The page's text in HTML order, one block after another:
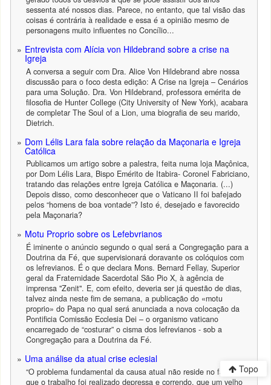
sessenta até nossos dias. Parece, no entanto, que tal visão das
coisas é contrária à realidade e essa é a opinião mesmo de
personagens muito influentes no Concílio...
Entrevista com Alícia von Hildebrand sobre a crise na
Igreja
A conversa a seguir com Dra. Alice Von Hildebrand abre nossa
discussão para o foco desta edição: A Crise na Igreja – Cenários
para uma Solução. Dra. Von Hildebrand, professora emérita de
filosofia de Hunter College (City University of New York), acabara
de completar The Soul of a Lion, uma biografia de seu marido,
Dietrich.
Dom Lélis Lara fala sobre relação da Maçonaria e Igreja
Católica
Publicamos um artigo sobre a palestra, feita numa loja Maçônica,
por Dom Lélis Lara, Bispo Emérito de Itabira- Coronel Fabriciano,
tratando das relações entre Igreja Católica e Maçonaria. (...)
Depois disso, como desconhecer que o Vaticano II foi bafejado
pelos “homens de boa vontade”? Isto é, desejado e favorecido
pela Maçonaria?
Motu Proprio sobre os Lefebvrianos
É iminente o anúncio segundo o qual será a Congregação para a
Doutrina da Fé, que supervisionará doravante os colóquios com
os lefrevianos. É o que declara Mons. Bernard Fellay, Superior
geral da Fraternidade Sacerdotal São Pio X, à agência de
imprensa "Zenit". E, com efeito, deveria ser já questão de dias,
talvez ainda neste fim de semana, a publicação do «motu
proprio» do Papa no qual será anunciada a nova colocação da
Pontificia Comissão Ecclesia Dei – o organismo vaticano
encarregado de “costurar” o cisma dos lefrevianos - sob a
Congregação para a Doutrina da Fé.
Uma análise da atual crise eclesial
“O problema fundamental da causa atual não reside no fato de
que o trabalho foi realizado depressa e correndo, que um velho
Topo